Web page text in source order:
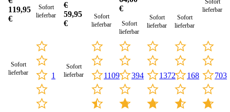
119,95
€
Sofort
lieferbar
Sofort
lieferbar
1
€
59,95
€
Sofort
lieferbar
Sofort
lieferbar
1109
€
Sofort
lieferbar
394
Sofort
lieferbar
1372
Sofort
lieferbar
168
Sofort
lieferbar
703